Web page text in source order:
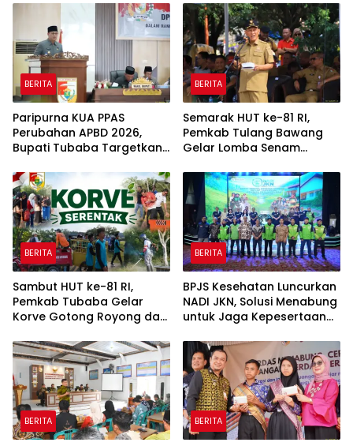
BERITA
Paripurna KUA PPAS
Perubahan APBD 2026,
Bupati Tubaba Targetkan
Rp820,3 Miliar
BERITA
Semarak HUT ke-81 RI,
Pemkab Tulang Bawang
Gelar Lomba Senam
BERITA
Sambut HUT ke-81 RI,
Pemkab Tubaba Gelar
Korve Gotong Royong dan
BERITA
BPJS Kesehatan Luncurkan
NADI JKN, Solusi Menabung
untuk Jaga Kepesertaan
BERITA BERITA